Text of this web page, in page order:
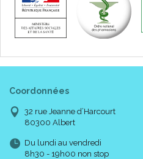
Anti-fuite.
Sert aussi de doseur.
2. Tétine SkinSoft™ en
Cette tétine de biberon est
Facile à remplir.
Nettoyage facile et rapide.
4. Base aérée
Coordonnées
32 rue Jeanne d’Harcourt
80300 Albert
Du lundi au vendredi
8h30 - 19h00 non stop